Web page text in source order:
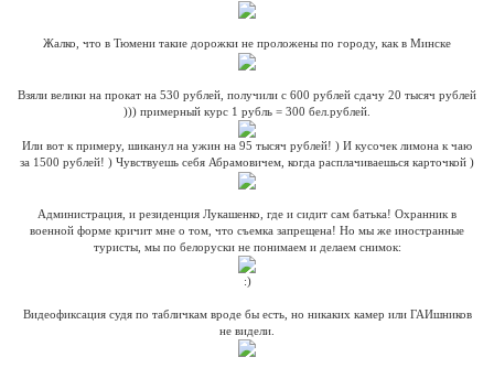
Жалко, что в Тюмени такие дорожки не проложены по городу, как в Минске
Взяли велики на прокат на 530 рублей, получили с 600 рублей сдачу 20 тысяч рублей
))) примерный курс 1 рубль = 300 бел.рублей.
Или вот к примеру, шиканул на ужин на 95 тысяч рублей! ) И кусочек лимона к чаю
за 1500 рублей! ) Чувствуешь себя Абрамовичем, когда расплачиваешься карточкой )
Администрация, и резиденция Лукашенко, где и сидит сам батька! Охранник в
военной форме кричит мне о том, что съемка запрещена! Но мы же иностранные
туристы, мы по белоруски не понимаем и делаем снимок:
:)
Видеофиксация судя по табличкам вроде бы есть, но никаких камер или ГАИшников
не видели.